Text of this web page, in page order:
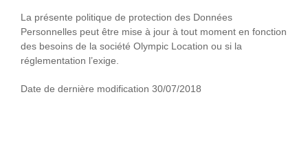
La présente politique de protection des Données
Personnelles peut être mise à jour à tout moment en fonction
des besoins de la société Olympic Location ou si la
réglementation l’exige.
Date de dernière modification 30/07/2018